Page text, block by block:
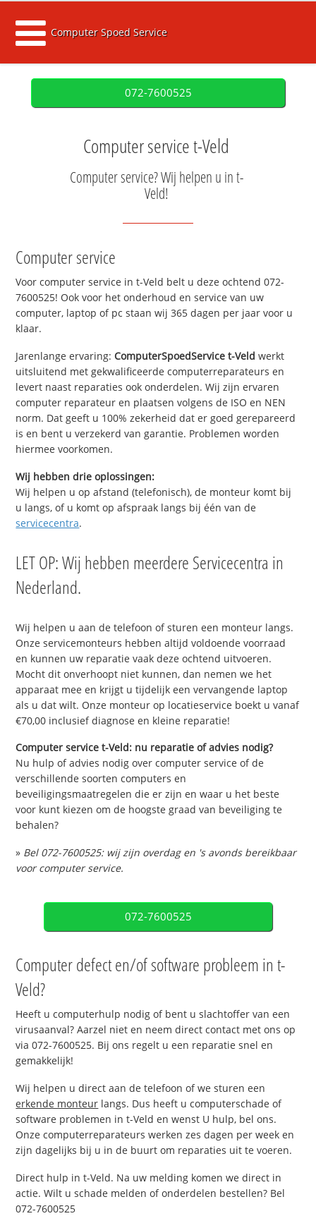
Computer Spoed Service
072-7600525
Computer service t-Veld
Computer service? Wij helpen u in t-
Veld!
Computer service
Voor computer service in t-Veld belt u deze ochtend 072-
7600525! Ook voor het onderhoud en service van uw
computer, laptop of pc staan wij 365 dagen per jaar voor u
klaar.
Jarenlange ervaring:ComputerSpoedService t-Veld werkt
uitsluitend met gekwalificeerde computerreparateurs en
levert naast reparaties ook onderdelen. Wij zijn ervaren
computer reparateur en plaatsen volgens de ISO en NEN
norm. Dat geeft u 100% zekerheid dat er goed gerepareerd
is en bent u verzekerd van garantie. Problemen worden
hiermee voorkomen.
Wij hebben drie oplossingen:
Wij helpen u op afstand (telefonisch), de monteur komt bij
u langs, of u komt op afspraak langs bij één van de
servicecentra.
LET OP: Wij hebben meerdere Servicecentra in
Nederland.
Wij helpen u aan de telefoon of sturen een monteur langs.
Onze servicemonteurs hebben altijd voldoende voorraad
en kunnen uw reparatie vaak deze ochtend uitvoeren.
Mocht dit onverhoopt niet kunnen, dan nemen we het
apparaat mee en krijgt u tijdelijk een vervangende laptop
als u dat wilt. Onze monteur op locatieservice boekt u vanaf
€70,00 inclusief diagnose en kleine reparatie!
Computer service t-Veld: nu reparatie of advies nodig?
Nu hulp of advies nodig over computer service of de
verschillende soorten computers en
beveiligingsmaatregelen die er zijn en waar u het beste
voor kunt kiezen om de hoogste graad van beveiliging te
behalen?
» Bel 072-7600525: wij zijn overdag en 's avonds bereikbaar
voor computer service.
072-7600525
Computer defect en/of software probleem in t-
Veld?
Heeft u computerhulp nodig of bent u slachtoffer van een
virusaanval? Aarzel niet en neem direct contact met ons op
via 072-7600525. Bij ons regelt u een reparatie snel en
gemakkelijk!
Wij helpen u direct aan de telefoon of we sturen een
erkende monteur langs. Dus heeft u computerschade of
software problemen in t-Veld en wenst U hulp, bel ons.
Onze computerreparateurs werken zes dagen per week en
zijn dagelijks bij u in de buurt om reparaties uit te voeren.
Direct hulp in t-Veld. Na uw melding komen we direct in
actie. Wilt u schade melden of onderdelen bestellen? Bel
072-7600525